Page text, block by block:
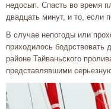
недосып. Спасть во время
двадцать минут, и то, если
В случае непогоды или
приходилось бодрствовать
районе Тайваньского
представлявшими